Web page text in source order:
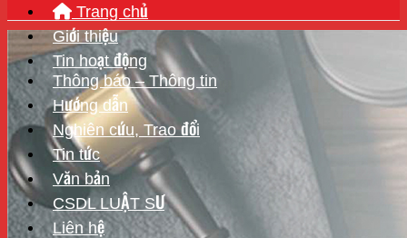
Trang chủ
Giới thiệu
Tin hoạt động
Thông báo – Thông tin
Hướng dẫn
Nghiên cứu, Trao đổi
Tin tức
Văn bản
CSDL LUẬT SƯ
Liên hệ